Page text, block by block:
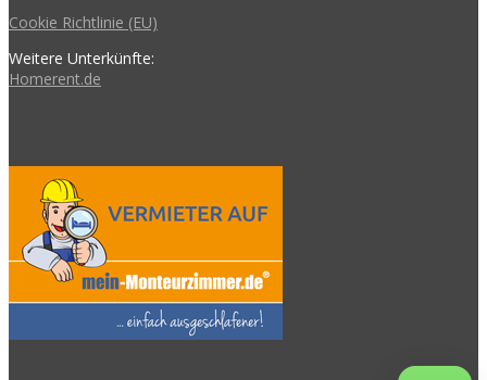
Cookie Richtlinie (EU)
Weitere Unterkünfte:
Homerent.de